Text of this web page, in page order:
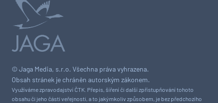
© Jaga Media, s.r.o. Všechna práva vyhrazena.
Obsah stránek je chráněn autorským zákonem.
Využíváme zpravodajství ČTK. Přepis, šíření či další zpřístupňování tohoto
obsahu či jeho části veřejnosti, a to jakýmkoliv způsobem, je bez předchozího